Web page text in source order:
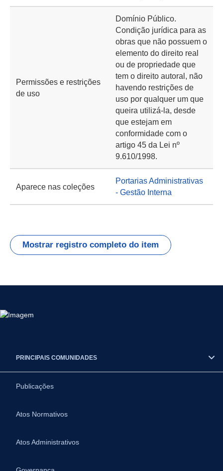
Permissões e restrições
de uso
Domínio Público.
Condição jurídica para as
obras que não possuem o
elemento do direito real
ou de propriedade que
tem o direito autoral, não
havendo restrições de
uso por qualquer um que
queira utilizá-la, desde
que estejam em
conformidade com o
artigo 45 da Lei nº
9.610/1998.
Aparece nas coleções
Portarias Administrativas
- Gestão Interna
Mostrar registro completo do item
PRINCIPAIS COMUNIDADES
Publicações
Atos Normativos
Atos Administrativos